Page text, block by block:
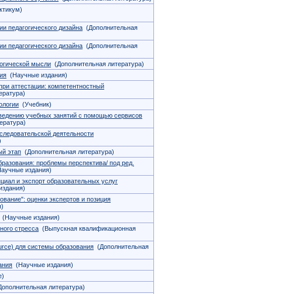
педагогического дизайна (Дополнительная
педагогического дизайна (Дополнительная
мысли (Дополнительная литература)
(Научные издания)
аттестации: компетентностный
(Учебник)
учебных занятий с помощью сервисов
деятельности
этап (Дополнительная литература)
проблемы перспектива/ под ред.
издания)
и экспорт образовательных услуг
оценки экспертов и позиция
(Научные издания)
стресса (Выпускная квалификационная
для системы образования (Дополнительная
(Научные издания)
литература)